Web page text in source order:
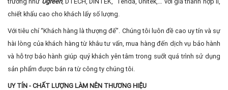
chiết khấu cao cho khách lấy số lượng.
Với tiêu chí “Khách hàng là thượng đế”. Chúng tôi luôn đề cao uy tín và sự
hài lòng của khách hàng từ khâu tư vấn, mua hàng đến dịch vụ bảo hành
và hỗ trợ bảo hành giúp quý khách yên tâm trong suốt quá trình sử dụng
sản phẩm được bán ra từ công ty chúng tôi.
UY TÍN - CHẤT LƯỢNG LÀM NÊN THƯƠNG HIỆU